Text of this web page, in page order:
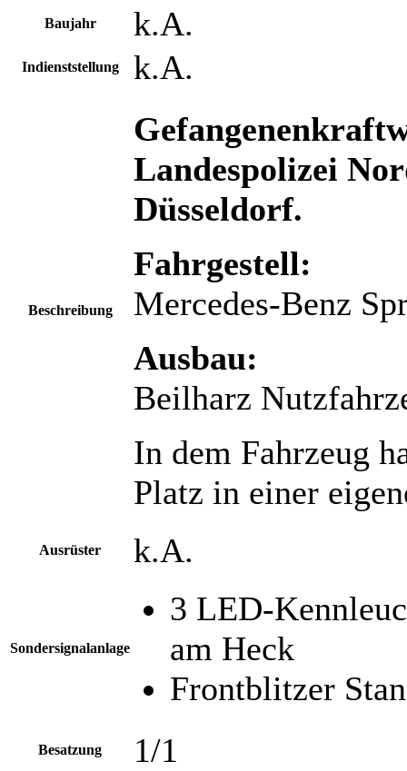
Baujahr k.A.
Indienststellung k.A.
Beschreibung
Landespolizei
Düsseldorf.
Fahrgestell:
Mercedes-Benz
Ausbau:
Beilharz
In dem Fahrzeug
Platz in einer
Ausrüster k.A.
Sondersignalanlage
3 LED-
am Heck
Frontblitzer
Besatzung 1/1